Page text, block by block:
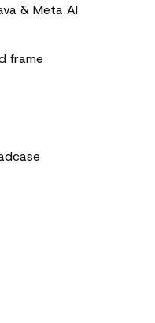
& Meta AI
frame